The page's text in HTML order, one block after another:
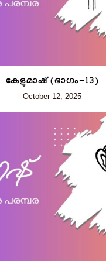
കേളുമാഷ് (ഭാഗം-13)
October 12, 2025